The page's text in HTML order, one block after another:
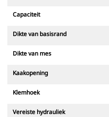
Capaciteit
Dikte van basisrand
Dikte van mes
Kaakopening
Klemhoek
Vereiste hydrauliek